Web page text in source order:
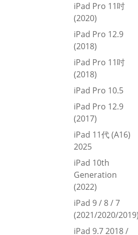
iPad Pro 11吋
(2020)
iPad Pro 12.9
(2018)
iPad Pro 11吋
(2018)
iPad Pro 10.5
iPad Pro 12.9
(2017)
iPad 11代 (A16)
2025
iPad 10th
Generation
(2022)
iPad 9 / 8 / 7
(2021/2020/2019)
iPad 9.7 2018 /